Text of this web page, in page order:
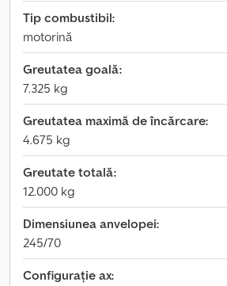
Tip combustibil:
motorină
Greutatea goală:
7.325 kg
Greutatea maximă de încărcare:
4.675 kg
Greutate totală:
12.000 kg
Dimensiunea anvelopei:
245/70
Configurație ax: